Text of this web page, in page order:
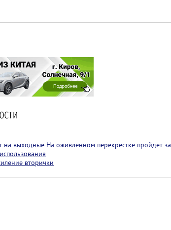
на выходные На оживленном перекрестке пройдет
вторички